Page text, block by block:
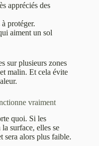
appréciés des
protéger.
aiment un sol
sur plusieurs zones
malin. Et cela évite
vraiment
quoi. Si les
surface, elles se
sera alors plus faible.